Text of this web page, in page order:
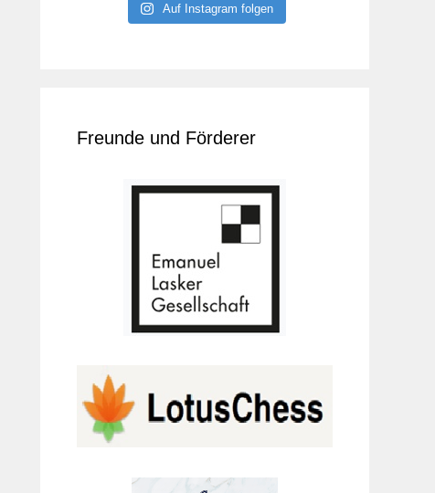
Auf Instagram folgen
Freunde und Förderer